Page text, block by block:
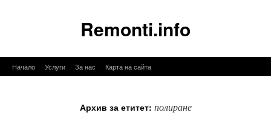
Remonti.info
КъмНачало Услуги За нас Карта на сайта
Архив за етитет: полиране